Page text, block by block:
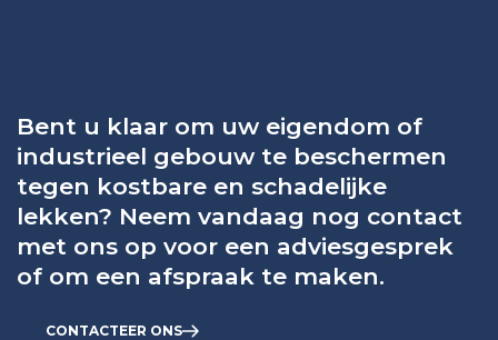
Bent u klaar om uw eigendom of
industrieel gebouw te beschermen
tegen kostbare en schadelijke
lekken? Neem vandaag nog contact
met ons op voor een adviesgesprek
of om een afspraak te maken.
CONTACTEER ONS